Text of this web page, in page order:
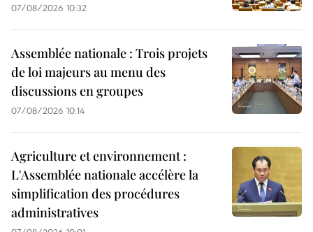
07/08/2026 10:32
Assemblée nationale : Trois projets
de loi majeurs au menu des
discussions en groupes
07/08/2026 10:14
Agriculture et environnement :
L'Assemblée nationale accélère la
simplification des procédures
administratives